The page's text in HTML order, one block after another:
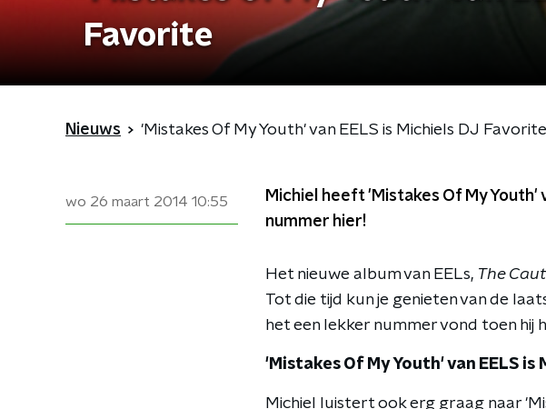
Favorite
Nieuws 'Mistakes Of My Youth' van EELS is Michiels DJ Favorite
wo 26 maart 2014 10:55
Michiel heeft 'Mistakes Of My
nummer hier!
Het nieuwe album van EELs, The
Tot die tijd kun je genieten van de
het een lekker nummer vond toen hij
'Mistakes Of My Youth' van EELS is
Michiel luistert ook erg graag naar